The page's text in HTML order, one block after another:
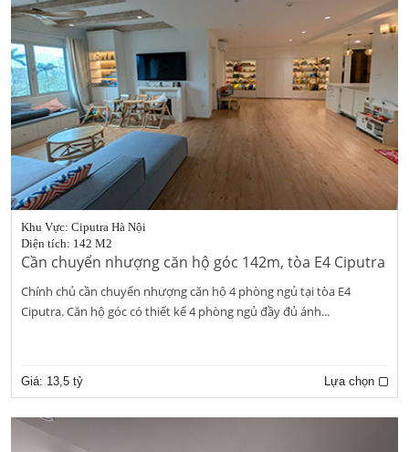
Khu Vực: Ciputra Hà Nội
Diện tích: 142 M2
Cần chuyển nhượng căn hộ góc 142m, tòa E4 Ciputra
Chính chủ cần chuyển nhượng căn hộ 4 phòng ngủ tại tòa E4
Ciputra. Căn hộ góc có thiết kế 4 phòng ngủ đầy đủ ánh...
Giá: 13,5 tỷ Lựa chọn